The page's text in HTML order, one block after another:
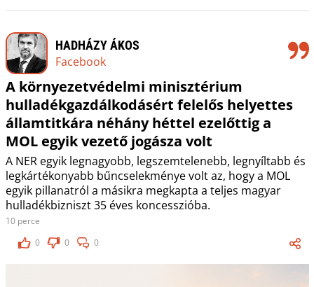
HADHÁZY ÁKOS
Facebook
A környezetvédelmi minisztérium
hulladékgazdálkodásért felelős helyettes
államtitkára néhány héttel ezelőttig a
MOL egyik vezető jogásza volt
A NER egyik legnagyobb, legszemtelenebb, legnyíltabb és
legkártékonyabb bűncselekménye volt az, hogy a MOL
egyik pillanatról a másikra megkapta a teljes magyar
hulladékbizniszt 35 éves koncesszióba.
10 perce
0
0 0